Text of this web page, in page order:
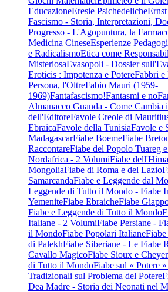
EducazioneEresie Psichedeliche
Fascismo - Storia, Interpretazioni,
Progresso - L'Agopuntura, la
Medicina CineseEsperienze
e RadicalismoEtica come
MisteriosaEvasopoli - Dossier
Eroticis : Impotenza e PotereFabbri e
Persona, l'OltreFabio Mauri (1959-
1969)Fantafascismo!Fantasmi e no
Almanacco Guanda - Come Cambia
dell'EditoreFavole Creole di
EbraicaFavole della TunisiaFavole e
MadagascarFiabe BoemeFiabe
RaccontareFiabe del Popolo Tuareg
Nordafrica - 2 VolumiFiabe
MongoliaFiabe di Roma e del Lazio
SamarcandaFiabe e Leggende dal
Leggende di Tutto il Mondo - Fiabe
YemeniteFiabe EbraicheFiabe
Fiabe e Leggende di Tutto il Mondo
Italiane - 2 VolumiFiabe Persiane -
il MondoFiabe Popolari Italiane
di PalekhFiabe Siberiane - Le Fiabe
Cavallo MagicoFiabe Sioux e
di Tutto il MondoFiabe sul « Potere
Tradizionali sul Problema del Potere
Dea Madre - Storia dei Neonati nel